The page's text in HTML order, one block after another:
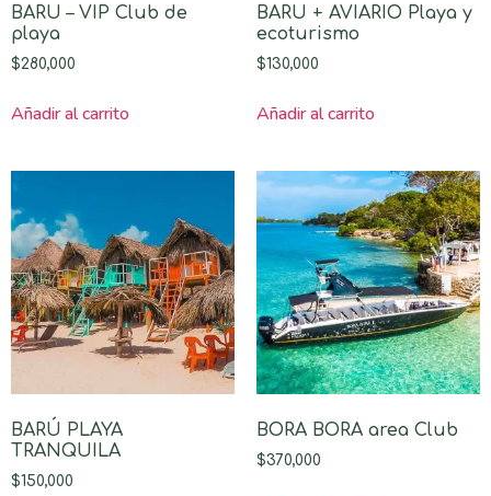
BARU – VIP Club de
playa
$280,000
Añadir al carrito
BARU + AVIARIO Playa y
ecoturismo
$130,000
Añadir al carrito
BARÚ PLAYA
TRANQUILA
$150,000
BORA BORA area Club
$370,000